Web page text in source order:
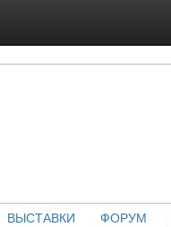
ВЫСТАВКИ ФОРУМ